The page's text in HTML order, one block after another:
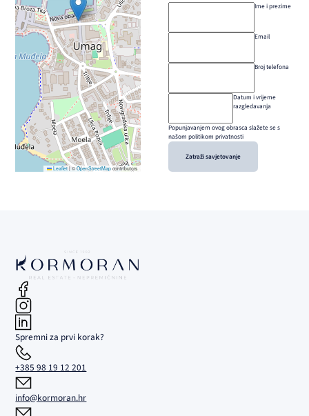
Leaflet |© OpenStreetMapcontributors
Ime i prezime
Email
Broj telefona
Datum i vrijeme
razgledavanja
Popunjavanjem ovog obrasca slažete se s
našom politikom privatnosti
Zatraži savjetovanje
Spremni za prvi korak?
+385 98 19 12 201
info@kormoran.hr